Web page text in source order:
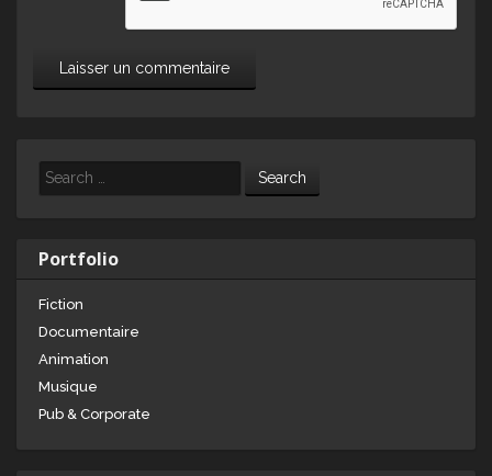
Search
Portfolio
Fiction
Documentaire
Animation
Musique
Pub & Corporate